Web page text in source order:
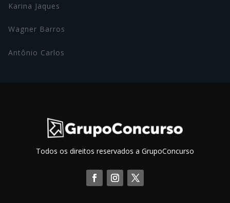
Karina Jaques
Wagner Barros
Antônio Carlos
Todos os direitos reservados a GrupoConcurso